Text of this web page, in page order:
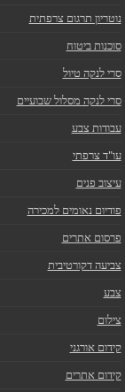
נוטריון תרגום צרפתית
סוכנות ביטוח
סרי לנקה טיול
סרי לנקה מסלול שבועיים
עבודות צבע
עו"ד צרפתי
עיצוב פנים
פודיום נאומים למכירה
פרסום אתרים
צביעה דקורטיבית
צבע
צילום
קידום אורגני
קידום אתרים